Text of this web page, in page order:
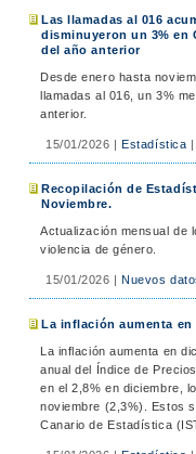
Las llamadas al 016
disminuyeron un 3% en
del año anterior
Desde enero hasta
llamadas al 016, un 3%
anterior.
15/01/2026 |Estadística |
Recopilación de
Noviembre.
Actualización mensual de
violencia de género.
15/01/2026 |Nuevos
La inflación aumenta en
La inflación aumenta en
anual del Índice de
en el 2,8% en diciembre,
noviembre (2,3%). Estos
Canario de Estadística